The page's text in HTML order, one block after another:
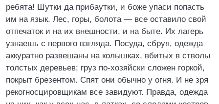
ребята! Шутки да прибаутки, и боже упаси попасть
им на язык. Лес, горы, болота — все оставило свой
отпечаток и на их внешности, и на быте. Их лагерь
узнаешь с первого взгляда. Посуда, сбруя, одежда
аккуратно развешаны на колышках, вбитых в стволы
толстых деревьев; груз по-хозяйски сложен горкой,
покрыт брезентом. Спят они обычно у огня. И не зря
рекогносцировщикам все завидуют. Правда, одежда